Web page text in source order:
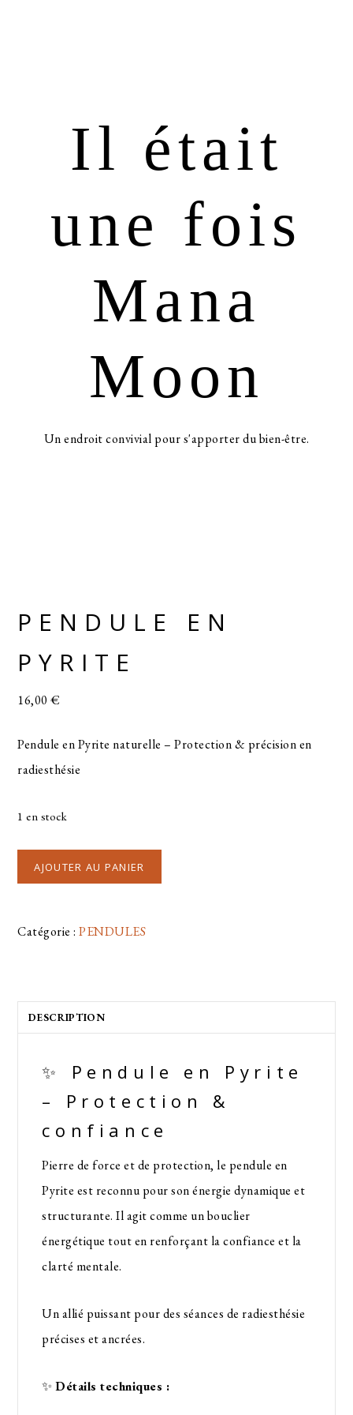
Il était
une fois
Mana
Moon
Un endroit convivial pour s'apporter du bien-être.
PENDULE EN
PYRITE
16,00€
Pendule en Pyrite naturelle – Protection & précision en
radiesthésie
1 en stock
AJOUTER AU PANIER
Catégorie :PENDULES
DESCRIPTION
✨ Pendule en Pyrite
– Protection &
confiance
Pierre de force et de protection, le pendule en
Pyrite est reconnu pour son énergie dynamique et
structurante. Il agit comme un bouclier
énergétique tout en renforçant la confiance et la
clarté mentale.
Un allié puissant pour des séances de radiesthésie
précises et ancrées.
✨Détails techniques :